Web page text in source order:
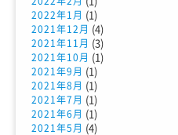
2022年1月 (1)
2021年12月 (4)
2021年11月 (3)
2021年10月 (1)
2021年9月 (1)
2021年8月 (1)
2021年7月 (1)
2021年6月 (1)
2021年5月 (4)